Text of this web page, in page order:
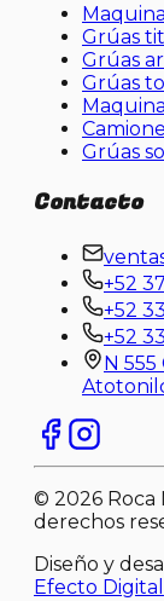
Grúas
Grúas
Grúas
Grúas
Contacto
+52
+52
+52
N
© 2026 Roca
derechos
Diseño y
Efecto Digital